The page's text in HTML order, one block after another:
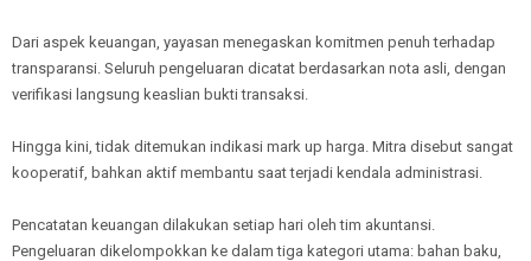
Dari aspek keuangan, yayasan menegaskan komitmen penuh terhadap
transparansi. Seluruh pengeluaran dicatat berdasarkan nota asli, dengan
verifikasi langsung keaslian bukti transaksi.
Hingga kini, tidak ditemukan indikasi mark up harga. Mitra disebut sangat
kooperatif, bahkan aktif membantu saat terjadi kendala administrasi.
Pencatatan keuangan dilakukan setiap hari oleh tim akuntansi.
Pengeluaran dikelompokkan ke dalam tiga kategori utama: bahan baku,